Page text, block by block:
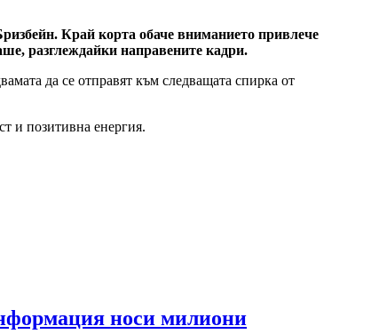
Край корта обаче вниманието привлече
разглеждайки направените кадри.
да се отправят към следващата спирка от
и позитивна енергия.
носи милиони